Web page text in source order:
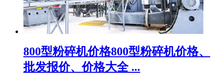
800型粉碎机价格800型粉碎机价格、
批发报价、价格大全 ...